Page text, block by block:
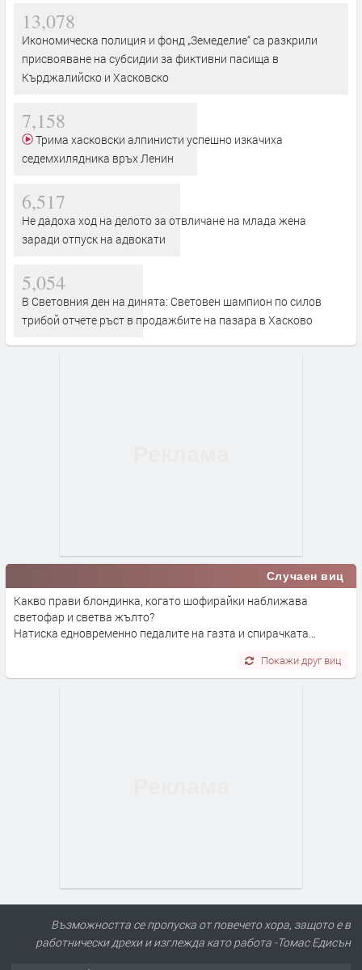
13,078
Икономическа полиция и фонд „Земеделие“ са разкрили
присвояване на субсидии за фиктивни пасища в
Кърджалийско и Хасковско
7,158
седемхилядника връх Ленин
6,517
Не дадоха ход на делото за отвличане на млада жена
заради отпуск на адвокати
5,054
В Световния ден на динята: Световен шампион по силов
трибой отчете ръст в продажбите на пазара в Хасково
Случаен виц
Какво прави блондинка, когато шофирайки наближава
светофар и светва жълто?
Натиска едновременно педалите на газта и спирачката...
Покажи друг виц
Възможността се пропуска от повечето хора, защото е в
работнически дрехи и изглежда като работа -Томас Едисън